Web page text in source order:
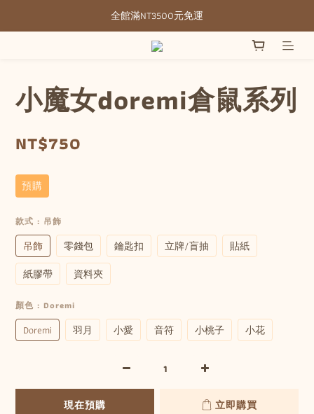
全館滿NT3500元免運
全館滿NT3500元免運
部分現貨＋預購20-30天不含假日
小魔女doremi倉鼠系列
NT$750
預購
款式 : 吊飾
吊飾 零錢包 鑰匙扣 立牌/盲抽
貼紙
紙膠帶
資料夾
顏色 : Doremi
Doremi 羽月 小愛 音符 小桃子 小花
現在預購 立即購買